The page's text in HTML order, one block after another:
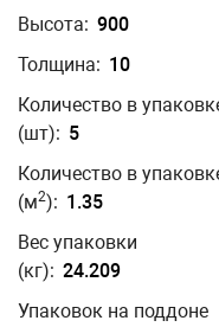
Высота: 900
Толщина: 10
Количество в
(шт): 5
Количество в
(м2): 1.35
Вес упаковки
(кг): 24.209
Упаковок на поддоне